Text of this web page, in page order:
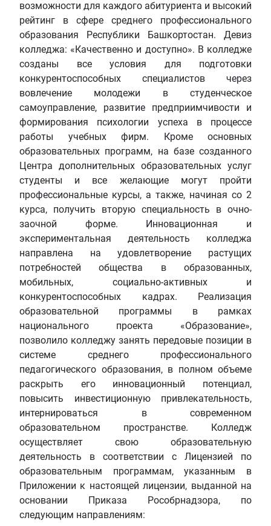
возможности для каждого абитуриента и высокий
рейтинг в сфере среднего профессионального
образования Республики Башкортостан. Девиз
колледжа: «Качественно и доступно». В колледже
созданы все условия для подготовки
конкурентоспособных специалистов через
вовлечение молодежи в студенческое
самоуправление, развитие предприимчивости и
формирования психологии успеха в процессе
работы учебных фирм. Кроме основных
образовательных программ, на базе созданного
Центра дополнительных образовательных услуг
студенты и все желающие могут пройти
профессиональные курсы, а также, начиная со 2
курса, получить вторую специальность в очно-
заочной форме. Инновационная и
экспериментальная деятельность колледжа
направлена на удовлетворение растущих
потребностей общества в образованных,
мобильных, социально-активных и
конкурентоспособных кадрах. Реализация
образовательной программы в рамках
национального проекта «Образование»,
позволило колледжу занять передовые позиции в
системе среднего профессионального
педагогического образования, в полном объеме
раскрыть его инновационный потенциал,
повысить инвестиционную привлекательность,
интернироваться в современном
образовательном пространстве. Колледж
осуществляет свою образовательную
деятельность в соответствии с Лицензией по
образовательным программам, указанным в
Приложении к настоящей лицензии, выданной на
основании Приказа Рособрнадзора, по
следующим направлениям: